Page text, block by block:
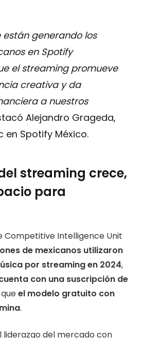
están generando los
en Spotify
el streaming promueve
creativa y da
a nuestros
Alejandro Grageda,
en Spotify México.
streaming crece,
para
Competitive Intelligence Unit
de mexicanos utilizaron
por streaming en 2024,
con una suscripción de
el modelo gratuito con
.
liderazgo del mercado con